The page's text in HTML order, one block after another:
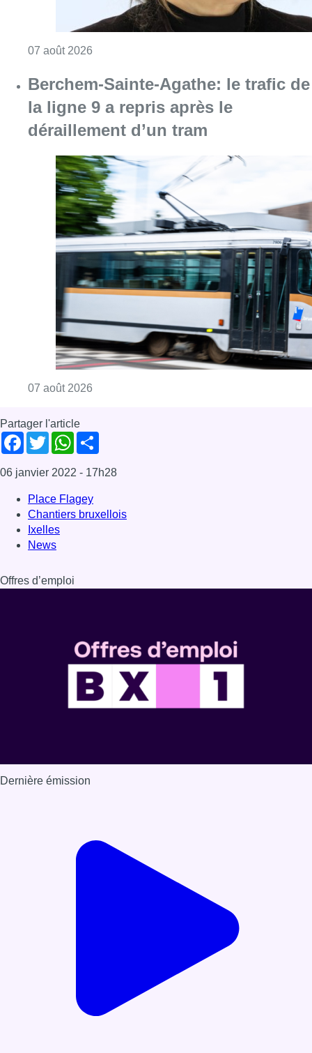
07 août 2026Consulter l'article "Berchem-Sainte-Agathe:
Partager l'article
Facebook
TwitterWhatsApp
Share
06 janvier 2022- 17h28
Place Flagey
Chantiers bruxellois
Ixelles
News
Offres d’emploi